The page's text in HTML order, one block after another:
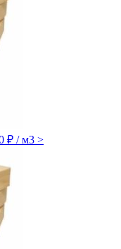
₽ / м3 >